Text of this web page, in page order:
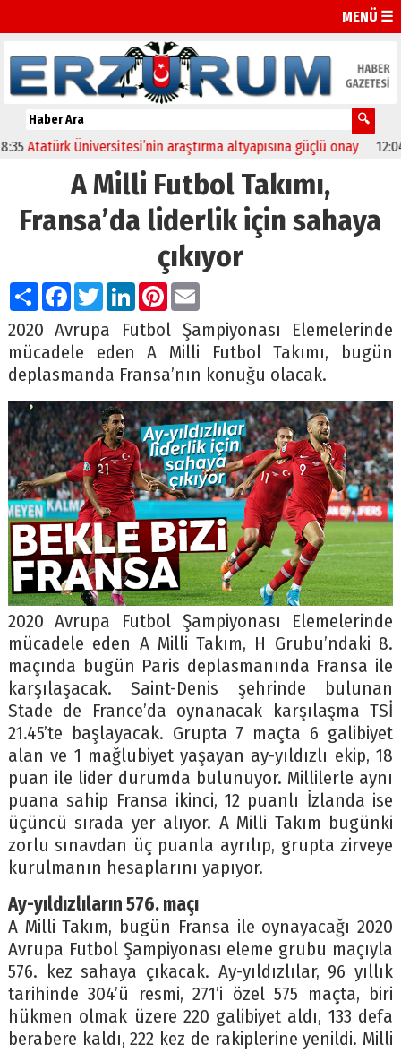
MENÜ ☰
Üniversitesi’nin araştırma altyapısına güçlü onay 12:04
A Milli Futbol Takımı,
Fransa’da liderlik için sahaya
çıkıyor
PaylaşFacebook
TwitterLinkedIn
Pinterest
Email
2020 Avrupa Futbol Şampiyonası Elemelerinde
mücadele eden A Milli Futbol Takımı, bugün
deplasmanda Fransa’nın konuğu olacak.
2020 Avrupa Futbol Şampiyonası Elemelerinde
mücadele eden A Milli Takım, H Grubu’ndaki 8.
maçında bugün Paris deplasmanında Fransa ile
karşılaşacak. Saint-Denis şehrinde bulunan
Stade de France’da oynanacak karşılaşma TSİ
21.45’te başlayacak. Grupta 7 maçta 6 galibiyet
alan ve 1 mağlubiyet yaşayan ay-yıldızlı ekip, 18
puan ile lider durumda bulunuyor. Millilerle aynı
puana sahip Fransa ikinci, 12 puanlı İzlanda ise
üçüncü sırada yer alıyor. A Milli Takım bugünki
zorlu sınavdan üç puanla ayrılıp, grupta zirveye
kurulmanın hesaplarını yapıyor.
Ay-yıldızlıların 576. maçı
A Milli Takım, bugün Fransa ile oynayacağı 2020
Avrupa Futbol Şampiyonası eleme grubu maçıyla
576. kez sahaya çıkacak. Ay-yıldızlılar, 96 yıllık
tarihinde 304’ü resmi, 271’i özel 575 maçta, biri
hükmen olmak üzere 220 galibiyet aldı, 133 defa
berabere kaldı, 222 kez de rakiplerine yenildi. Milli